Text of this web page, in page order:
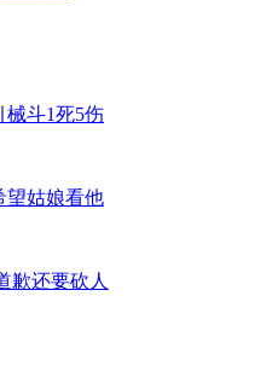
械斗1死5伤
望姑娘看他
歉还要砍人
22楼身亡